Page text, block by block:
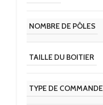
NOMBRE DE PÔLES
TAILLE DU BOITIER
TYPE DE COMMANDE